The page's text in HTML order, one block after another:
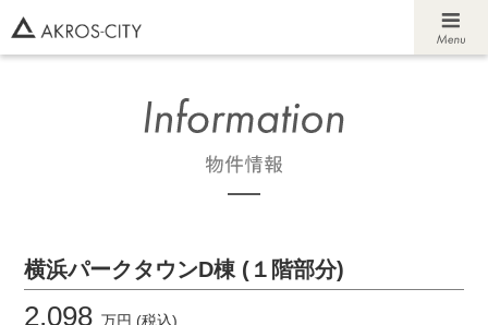
横浜パークタウンD棟 (１階部分)
2,098 万円 (税込)